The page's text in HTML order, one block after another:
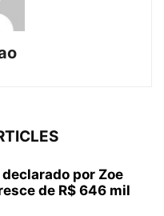
por Zoe
de R$ 646 mil